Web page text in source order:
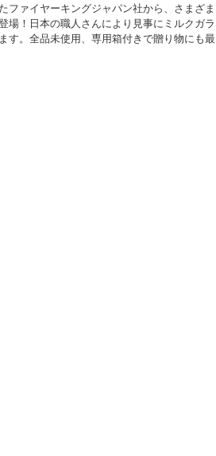
ファイヤーキングジャパン社から、さまざま
場！日本の職人さんにより見事にミルクガラ
す。全品未使用、専用箱付きで贈り物にも最